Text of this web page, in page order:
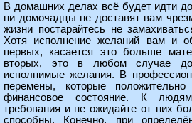
В домашних делах всё будет идти
ни домочадцы не доставят вам
жизни постарайтесь не
Хотя исполнение желаний вам и
первых, касается это больше
вторых, это в любом случае
исполнимые желания. В
перемены, которые
финансовое состояние. К
требования и не ожидайте от них
способны. Конечно, при